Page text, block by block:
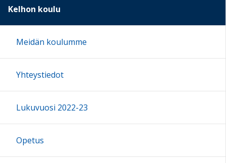
12:00
16:00
17:00
Kelhon koulu
Meidän koulumme
Yhteystiedot
Lukuvuosi 2022-23
Opetus